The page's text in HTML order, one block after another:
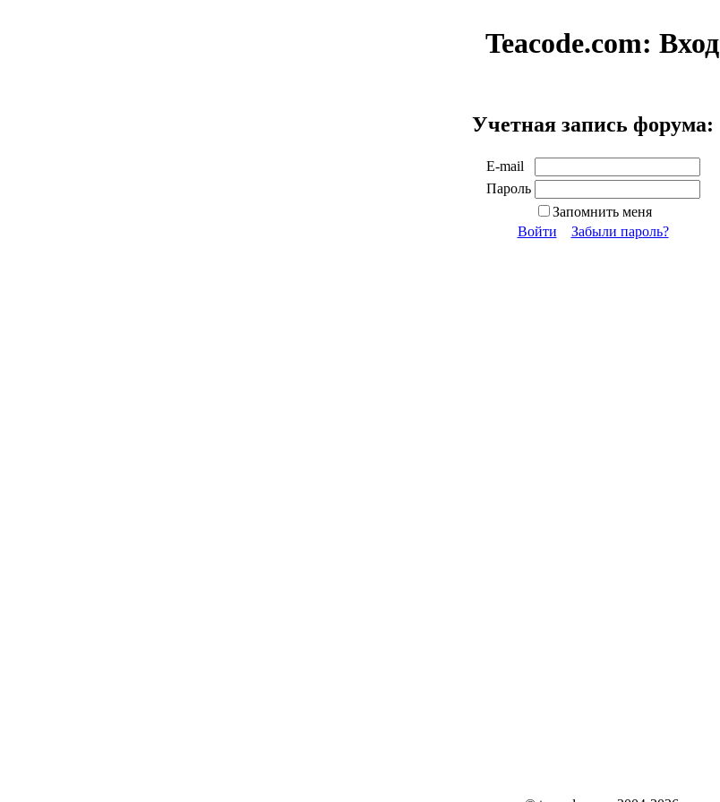
Teacode.com: Вход
Учетная запись форума:
E-mail
Пароль
Запомнить меня
Войти
Забыли пароль?